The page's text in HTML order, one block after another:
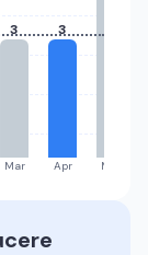
3
Mar
3
Apr Mai